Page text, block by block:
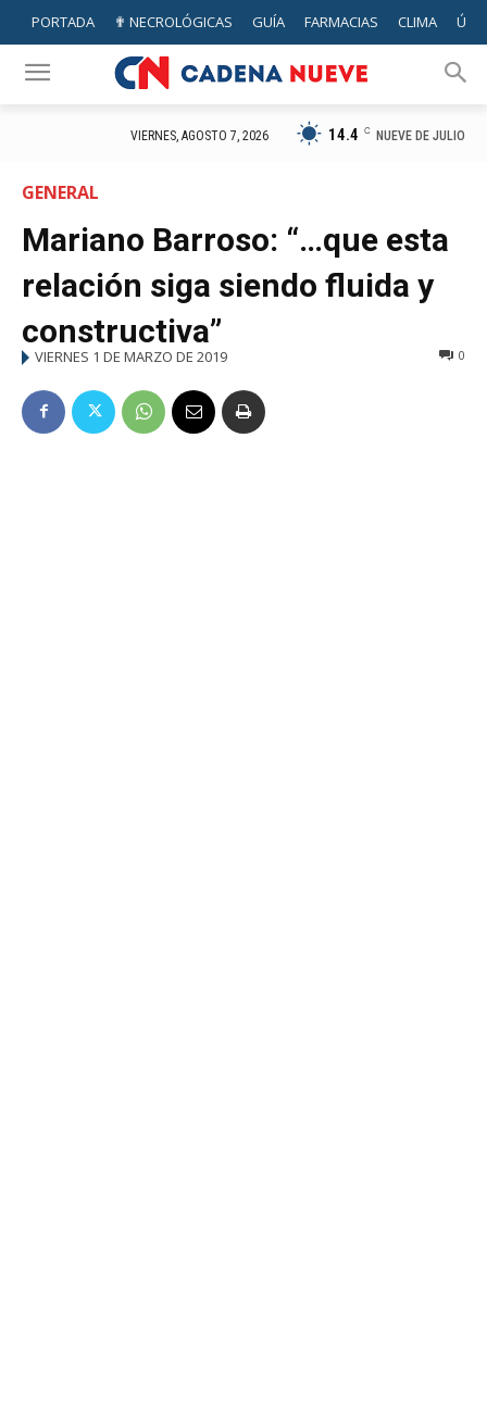
PORTADA ✟ NECROLÓGICAS GUÍA FARMACIAS CLIMA
VIERNES, AGOSTO 7, 2026 14.4 C NUEVE DE JULIO
GENERAL
Mariano Barroso: “…que esta
relación siga siendo fluida y
constructiva”
VIERNES 1 DE MARZO DE 2019 0